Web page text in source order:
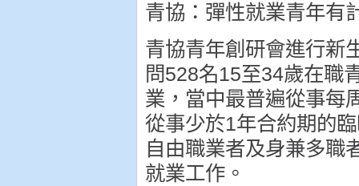
青協：彈性就業青年有
青協青年創研會進行新
問528名15至34歲在職
業，當中最普遍從事每
從事少於1年合約期的
自由職業者及身兼多職
就業工作。